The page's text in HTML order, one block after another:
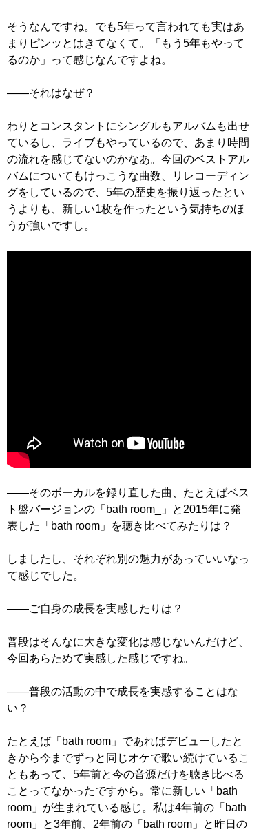
そうなんですね。でも5年って言われても実はあ
まりピンッとはきてなくて。「もう5年もやって
るのか」って感じなんですよね。
――それはなぜ？
わりとコンスタントにシングルもアルバムも出せ
ているし、ライブもやっているので、あまり時間
の流れを感じてないのかなあ。今回のベストアル
バムについてもけっこうな曲数、リレコーディン
グをしているので、5年の歴史を振り返ったとい
うよりも、新しい1枚を作ったという気持ちのほ
うが強いですし。
――そのボーカルを録り直した曲、たとえばベス
ト盤バージョンの「bath room_」と2015年に発
表した「bath room」を聴き比べてみたりは？
しましたし、それぞれ別の魅力があっていいなっ
て感じでした。
――ご自身の成長を実感したりは？
普段はそんなに大きな変化は感じないんだけど、
今回あらためて実感した感じですね。
――普段の活動の中で成長を実感することはな
い？
たとえば「bath room」であればデビューしたと
きから今までずっと同じオケで歌い続けているこ
ともあって、5年前と今の音源だけを聴き比べる
ことってなかったですから。常に新しい「bath
room」が生まれている感じ。私は4年前の「bath
room」と3年前、2年前の「bath room」と昨日の